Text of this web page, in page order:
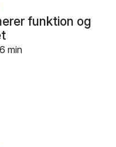
funktion og
6 min